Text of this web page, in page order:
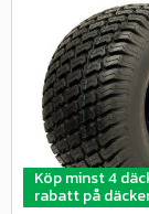
Köp minst 4
rabatt på